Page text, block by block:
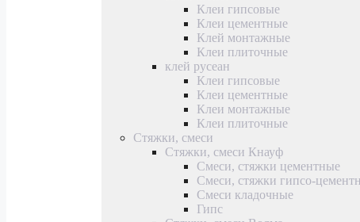
Клеи гипсовые
Клеи цементные
Клей монтажные
Клеи плиточные
клей русеан
Клеи гипсовые
Клеи цементные
Клеи монтажные
Клеи плиточные
Стяжки, смеси
Стяжки, смеси Кнауф
Смеси, стяжки цементные
Смеси, стяжки гипсо-
Смеси кладочные
Гипс